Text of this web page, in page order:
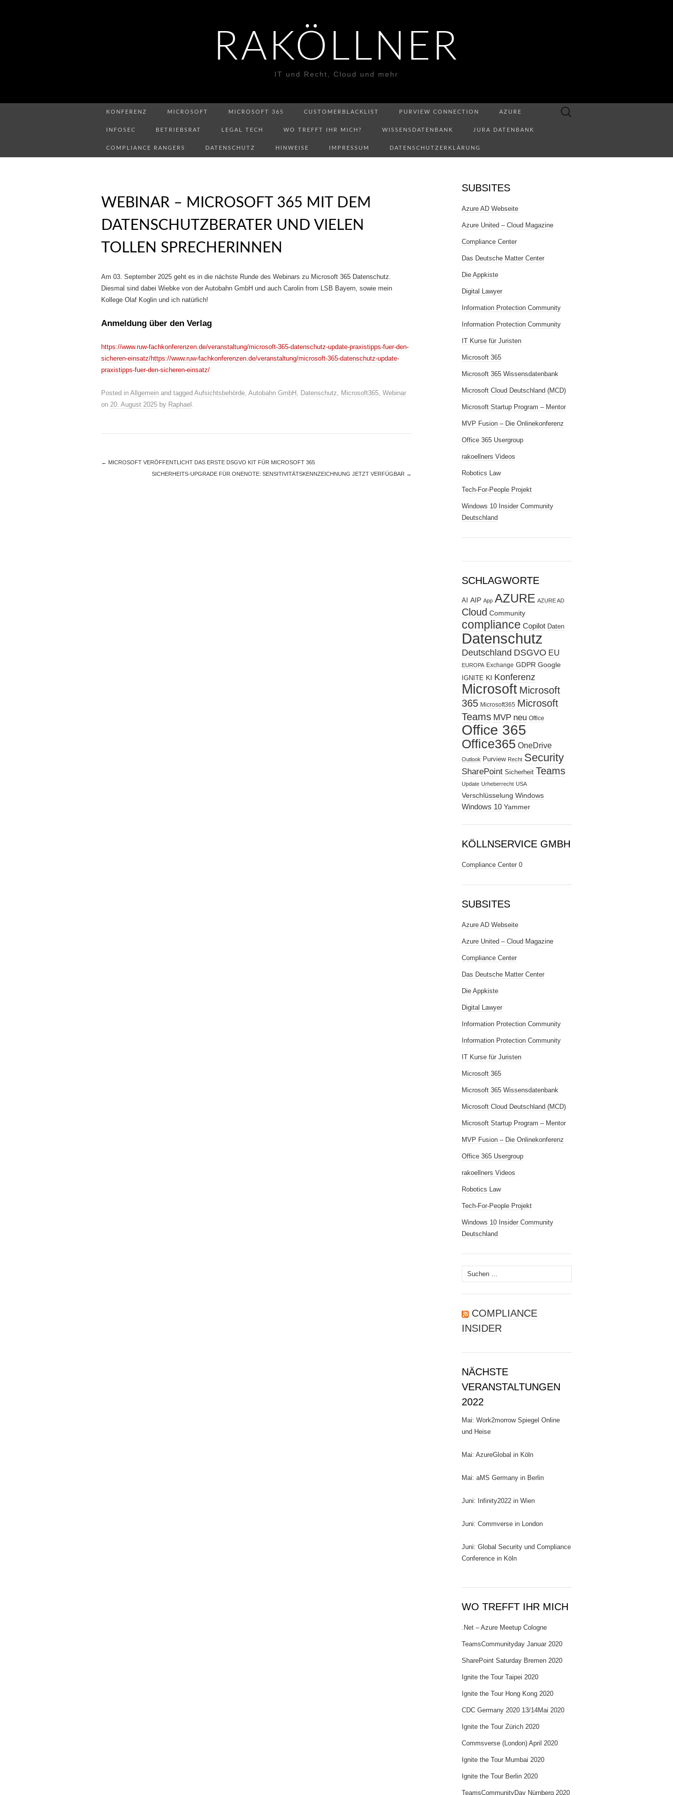
RAKÖLLNER
IT und Recht, Cloud und mehr
KONFERENZ MICROSOFT MICROSOFT 365 CUSTOMERBLACKLIST PURVIEW CONNECTION AZURE
INFOSEC BETRIEBSRAT LEGAL TECH WO TREFFT IHR MICH? WISSENSDATENBANK JURA DATENBANK
COMPLIANCE RANGERS DATENSCHUTZ HINWEISE IMPRESSUM DATENSCHUTZERKLÄRUNG
Suchen
WEBINAR – MICROSOFT 365 MIT DEM
DATENSCHUTZBERATER UND VIELEN
TOLLEN SPRECHERINNEN
Am 03. September 2025 geht es in die nächste Runde des Webinars zu Microsoft 365 Datenschutz.
Diesmal sind dabei Wiebke von der Autobahn GmbH und auch Carolin from LSB Bayern, sowie mein
Kollege Olaf Koglin und ich natürlich!
Anmeldung über den Verlag
https://www.ruw-fachkonferenzen.de/veranstaltung/microsoft-365-datenschutz-update-praxistipps-fuer-den-
sicheren-einsatz/https://www.ruw-fachkonferenzen.de/veranstaltung/microsoft-365-datenschutz-update-
praxistipps-fuer-den-sicheren-einsatz/
Posted in Allgemein and tagged Aufsichtsbehörde, Autobahn GmbH , Datenschutz, Microsoft365, Webinar
on 20. August 2025 by Raphael .
← MICROSOFT VERÖFFENTLICHT DAS ERSTE DSGVO KIT FÜR MICROSOFT 365
SICHERHEITS-UPGRADE FÜR ONENOTE: SENSITIVITÄTSKENNZEICHNUNG JETZT VERFÜGBAR →
SUBSITES
Azure AD Webseite
Azure United – Cloud Magazine
Compliance Center
Das Deutsche Matter Center
Die Appkiste
Digital Lawyer
Information Protection Community
Information Protection Community
IT Kurse für Juristen
Microsoft 365
Microsoft 365 Wissensdatenbank
Microsoft Cloud Deutschland (MCD)
Microsoft Startup Program – Mentor
MVP Fusion – Die Onlinekonferenz
Office 365 Usergroup
rakoellners Videos
Robotics Law
Tech-For-People Projekt
Windows 10 Insider Community
Deutschland
SCHLAGWORTE
AI AIP App AZURE AZURE AD
Cloud Community
compliance Copilot Daten
Datenschutz
Deutschland DSGVO EU
EUROPA Exchange GDPR Google
IGNITE KI Konferenz
Microsoft Microsoft
365 Microsoft365 Microsoft
Teams MVP neu Office
Office 365
Office365 OneDrive
Outlook Purview Recht Security
SharePoint Sicherheit Teams
Update Urheberrecht USA
Verschlüsselung Windows
Windows 10 Yammer
KÖLLNSERVICE GMBH
Compliance Center 0
SUBSITES
Azure AD Webseite
Azure United – Cloud Magazine
Compliance Center
Das Deutsche Matter Center
Die Appkiste
Digital Lawyer
Information Protection Community
Information Protection Community
IT Kurse für Juristen
Microsoft 365
Microsoft 365 Wissensdatenbank
Microsoft Cloud Deutschland (MCD)
Microsoft Startup Program – Mentor
MVP Fusion – Die Onlinekonferenz
Office 365 Usergroup
rakoellners Videos
Robotics Law
Tech-For-People Projekt
Windows 10 Insider Community
Deutschland
Suchen
nach:
COMPLIANCE
INSIDER
NÄCHSTE
VERANSTALTUNGEN
2022
Mai: Work2morrow Spiegel Online
und Heise
Mai: AzureGlobal in Köln
Mai: aMS Germany in Berlin
Juni: Infinity2022 in Wien
Juni: Commverse in London
Juni: Global Security und Compliance
Conference in Köln
WO TREFFT IHR MICH
.Net – Azure Meetup Cologne
TeamsCommunityday Januar 2020
SharePoint Saturday Bremen 2020
Ignite the Tour Taipei 2020
Ignite the Tour Hong Kong 2020
CDC Germany 2020 13/14Mai 2020
Ignite the Tour Zürich 2020
Commsverse (London) April 2020
Ignite the Tour Mumbai 2020
Ignite the Tour Berlin 2020
TeamsCommunityDay Nürnberg 2020